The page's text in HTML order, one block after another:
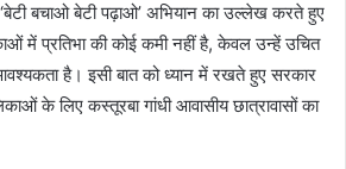
बचाओ बेटी पढ़ाओ’ अभियान का उल्लेख करते हुए
में प्रतिभा की कोई कमी नहीं है, केवल उन्हें उचित
है। इसी बात को ध्यान में रखते हुए सरकार
के लिए कस्तूरबा गांधी आवासीय छात्रावासों का